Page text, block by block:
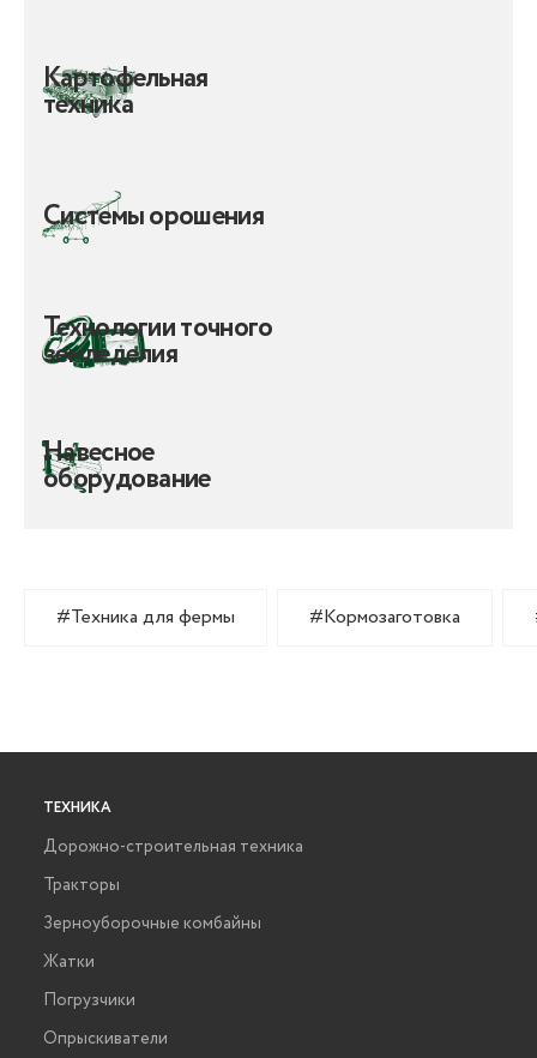
Картофельная
техника
Системы орошения
Технологии точного
земледелия
Навесное
оборудование
#Техника для фермы #Кормозаготовка
ТЕХНИКА
Дорожно-строительная техника
Тракторы
Зерноуборочные комбайны
Жатки
Погрузчики
Опрыскиватели